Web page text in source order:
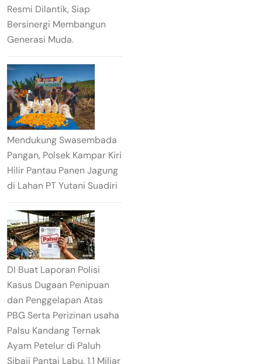
Resmi Dilantik, Siap
Bersinergi Membangun
Generasi Muda.
Mendukung Swasembada
Pangan, Polsek Kampar Kiri
Hilir Pantau Panen Jagung
di Lahan PT Yutani Suadiri
DI Buat Laporan Polisi
Kasus Dugaan Penipuan
dan Penggelapan Atas
PBG Serta Perizinan usaha
Palsu Kandang Ternak
Ayam Petelur di Paluh
Sibaji Pantai Labu, 1,1 Miliar